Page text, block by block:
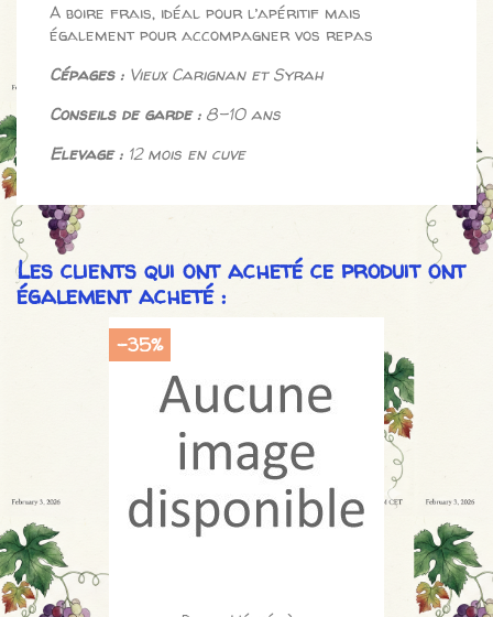
A boire frais, idéal pour l’apéritif mais
également pour accompagner vos repas
Cépages :Vieux Carignan et Syrah
Conseils de garde :8-10 ans
Elevage :12 mois en cuve
Les clients qui ont acheté ce produit ont
également acheté :
-35%